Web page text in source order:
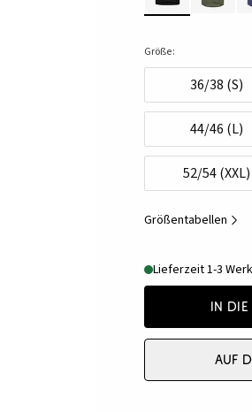
Größe:
36/38 (S)
44/46 (L)
52/54 (XXL)
Größentabellen
Lieferzeit 1-3
In
Auf